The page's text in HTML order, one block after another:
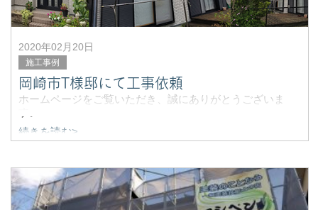
2020年02月20日
施工事例
岡崎市T様邸にて工事依頼
ホームページをご覧いただき、誠にありがとうございま
安城市で塗装工事のことなら何でもお任せ、ヨシペンで
岡崎市にて塗装工事依頼をいただきました。
続きを読む>